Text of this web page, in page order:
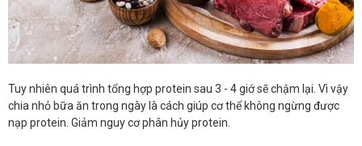
Tuy nhiên quá trình tổng hợp protein sau 3 - 4 giớ sẽ chậm lại. Vì vậy
chia nhỏ bữa ăn trong ngày là cách giúp cơ thể không ngừng được
nạp protein. Giảm nguy cơ phân hủy protein.